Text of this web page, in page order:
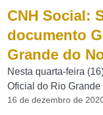
CNH Social:
documento
Grande do
Nesta quarta-feira
Oficial do Rio Grande
16 de dezembro de